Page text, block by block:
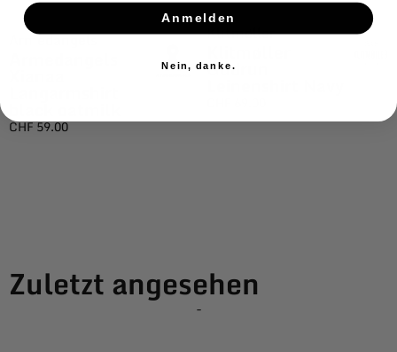
Armedangels
CHF59.00
Klitmøller
Gudrun
Zuletzt angesehen
-
Anmelden
Nein, danke.